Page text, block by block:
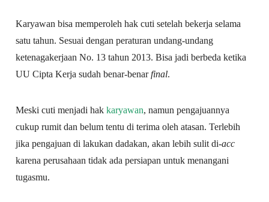
Karyawan bisa memperoleh hak cuti setelah bekerja selama
satu tahun. Sesuai dengan peraturan undang-undang
ketenagakerjaan No. 13 tahun 2013. Bisa jadi berbeda ketika
UU Cipta Kerja sudah benar-benarfinal.
Meski cuti menjadi hakkaryawan, namun pengajuannya
cukup rumit dan belum tentu di terima oleh atasan. Terlebih
jika pengajuan di lakukan dadakan, akan lebih sulit di-acc
karena perusahaan tidak ada persiapan untuk menangani
tugasmu.